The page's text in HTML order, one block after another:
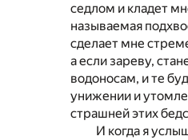
седлом и кладет
называемая
сделает мне
а если зареву,
водоносам, и те
унижении и
страшней этих
И когда я